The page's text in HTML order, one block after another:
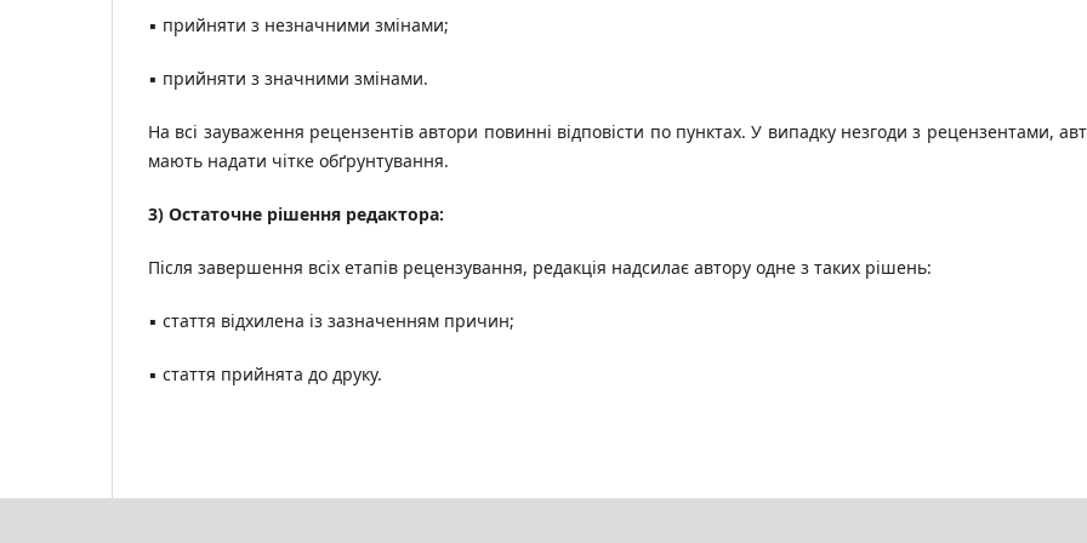
▪ прийняти з незначними змінами;
▪ прийняти з значними змінами.
На всі зауваження рецензентів автори повинні відповісти по пунктах. У випадку незгоди з рецензентами,
мають надати чітке обґрунтування.
3) Остаточне рішення редактора:
Після завершення всіх етапів рецензування, редакція надсилає автору одне з таких рішень:
▪ стаття відхилена із зазначенням причин;
▪ стаття прийнята до друку.